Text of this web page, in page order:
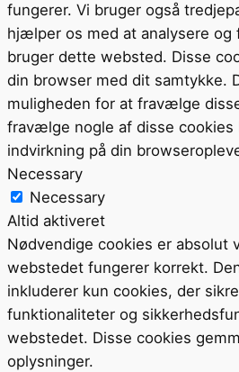
fungerer. Vi bruger også
hjælper os med at analysere og
bruger dette websted. Disse
din browser med dit samtykke.
muligheden for at fravælge
fravælge nogle af disse cookies
indvirkning på din
Necessary
Necessary
Altid aktiveret
Nødvendige cookies er absolut
webstedet fungerer korrekt.
inkluderer kun cookies, der
funktionaliteter og
webstedet. Disse cookies
oplysninger.